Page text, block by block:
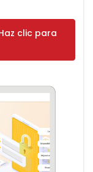
clic para